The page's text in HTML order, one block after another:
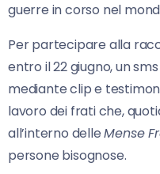
guerre in corso nel
Per partecipare alla
entro il 22 giugno, un
mediante clip e
lavoro dei frati che,
all’interno delleMense
persone bisognose.